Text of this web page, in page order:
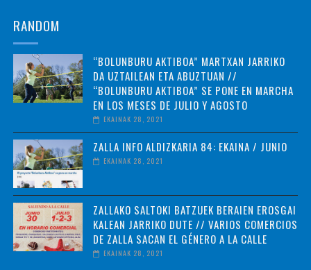
RANDOM
“BOLUNBURU AKTIBOA” MARTXAN JARRIKO
DA UZTAILEAN ETA ABUZTUAN //
“BOLUNBURU AKTIBOA” SE PONE EN MARCHA
EN LOS MESES DE JULIO Y AGOSTO
EKAINAK 28, 2021
ZALLA INFO ALDIZKARIA 84: EKAINA / JUNIO
EKAINAK 28, 2021
ZALLAKO SALTOKI BATZUEK BERAIEN EROSGAI
KALEAN JARRIKO DUTE // VARIOS COMERCIOS
DE ZALLA SACAN EL GÉNERO A LA CALLE
EKAINAK 28, 2021